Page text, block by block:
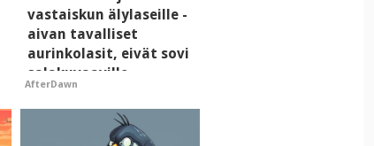
vastaiskun älylaseille -
aivan tavalliset
aurinkolasit, eivät sovi
salakuvaaville
hyypiöille
AfterDawn